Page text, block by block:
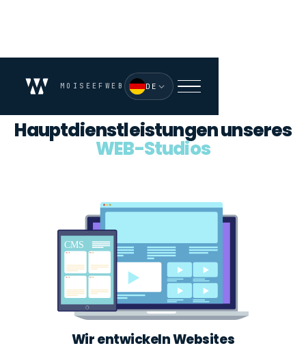
MOISEEFWEB DE
Hauptdienstleistungen unseres
WEB-Studios
Wir entwickeln Websites